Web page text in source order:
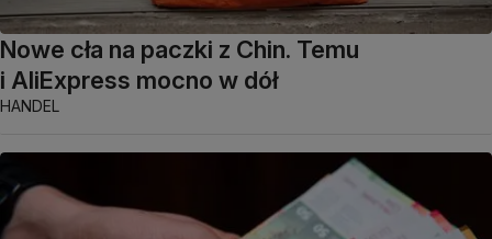
Nowe cła na paczki z Chin. Temu
i AliExpress mocno w dół
HANDEL